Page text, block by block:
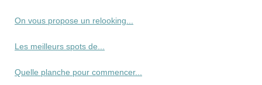
On vous propose un relooking...
Les meilleurs spots de...
Quelle planche pour commencer...